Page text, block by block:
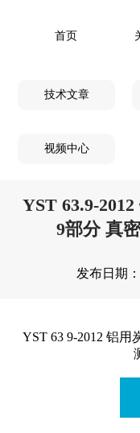
首页
技术文章
视频中心
YST 63.9-
9部分 真
发布日期
YST 63 9-2012 铝